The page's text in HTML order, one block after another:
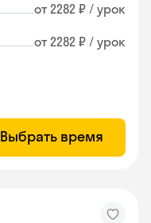
от 2282 ₽ / урок
от 2282 ₽ / урок
Выбрать время